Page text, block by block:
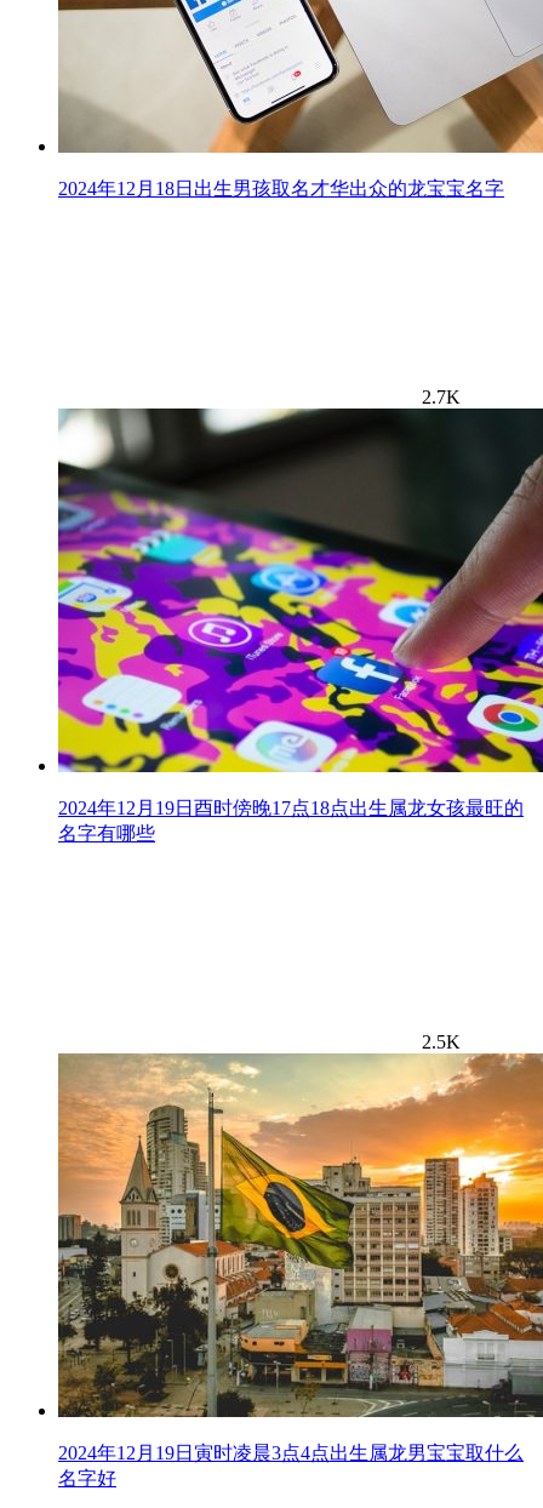
2024年12月18日出生男孩取名才华出众的龙宝宝名字
2.7K
2024年12月19日酉时傍晚17点18点出生属龙女孩最旺的
名字有哪些
2.5K
2024年12月19日寅时凌晨3点4点出生属龙男宝宝取什么
名字好